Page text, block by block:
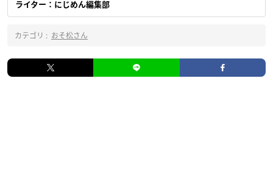
ライター：にじめん編集部
カテゴリ : おそ松さん